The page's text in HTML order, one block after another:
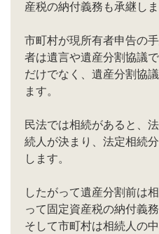
産税の納付義務も承継しま
市町村が現所有者申告の
者は遺言や遺産分割協議
だけでなく、遺産分割協
ます。
民法では相続があると、
続人が決まり、法定相続
します。
したがって遺産分割前は
って固定資産税の納付義
そして市町村は相続人の